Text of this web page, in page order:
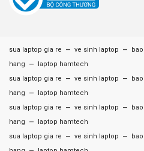
sua laptop gia re – ve sinh laptop –
hang
–
laptop hamtech
sua laptop gia re
– ve sinh laptop –
hang
–
laptop hamtech
sua laptop gia re
– ve sinh laptop –
hang
–
laptop hamtech
sua laptop gia re
– ve sinh laptop –